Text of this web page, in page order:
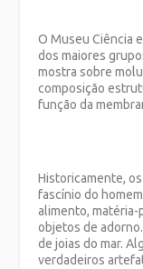
O Museu Ciência
dos maiores
mostra sobre
composição
função da
Historicamente,
fascínio do
alimento, matéria-
objetos de
de joias do mar.
verdadeiros